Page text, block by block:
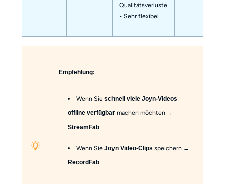
Qualitätsverluste
• Sehr flexibel
Empfehlung:
Wenn Sie schnell viele Joyn-Videos
offline verfügbarmachen möchten →
StreamFab
Wenn Sie Joyn Video-Clips speichern →
RecordFab